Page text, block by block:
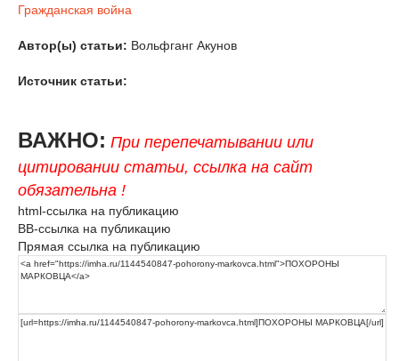
Гражданская война
Автор(ы) статьи: Вольфганг Акунов
Источник статьи:
ВАЖНО: При перепечатывании или
цитировании статьи, ссылка на сайт
обязательна !
html-ссылка на публикацию
BB-ссылка на публикацию
Прямая ссылка на публикацию